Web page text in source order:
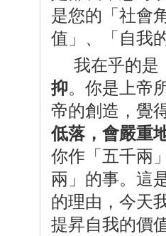
是您的「社會
值」、「自我
我在乎的是
抑。你是上帝
帝的創造，覺
低落，會嚴重
你作「五千兩
兩」的事。這
的理由，今天
提昇自我的價